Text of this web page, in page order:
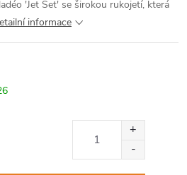
'Jet Set' se širokou rukojetí, která
informace